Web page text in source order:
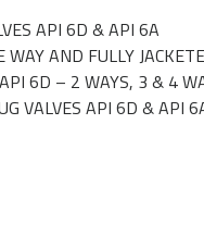
API 6D & API 6A
WAY AND FULLY
6D – 2 WAYS, 3 & 4
VALVES API 6D & API